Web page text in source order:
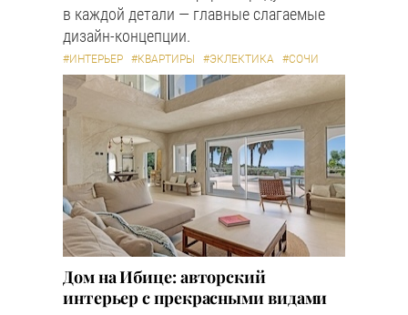
в каждой детали — главные слагаемые
дизайн-концепции.
#ИНТЕРЬЕР #КВАРТИРЫ #ЭКЛЕКТИКА #СОЧИ
Дом на Ибице: авторский
интерьер с прекрасными видами